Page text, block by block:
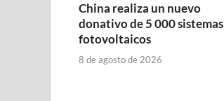
China realiza un nuevo
donativo de 5 000 sistemas
fotovoltaicos
8 de agosto de 2026